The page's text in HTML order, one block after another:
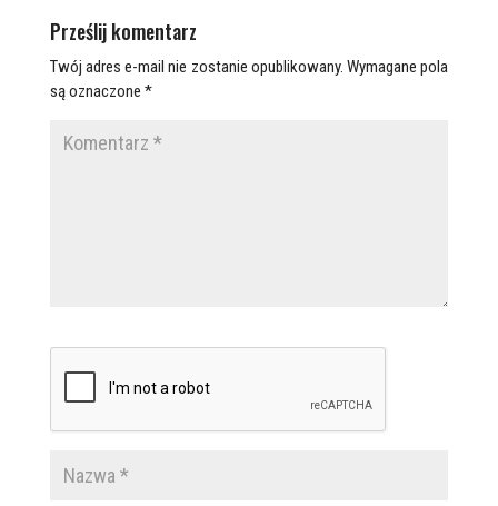
Prześlij komentarz
Twój adres e-mail nie zostanie opublikowany. Wymagane pola
są oznaczone *